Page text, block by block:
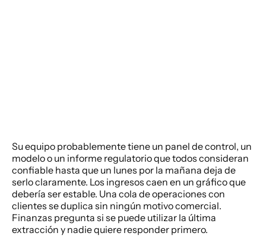
Su equipo probablemente tiene un panel de control, un
modelo o un informe regulatorio que todos consideran
confiable hasta que un lunes por la mañana deja de
serlo claramente. Los ingresos caen en un gráfico que
debería ser estable. Una cola de operaciones con
clientes se duplica sin ningún motivo comercial.
Finanzas pregunta si se puede utilizar la última
extracción y nadie quiere responder primero.